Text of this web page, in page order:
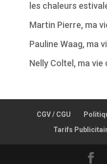
les chaleurs
Martin Pierre, ma
Pauline Waag, ma
Nelly Coltel, ma vie
CGV / CGU
Tarifs